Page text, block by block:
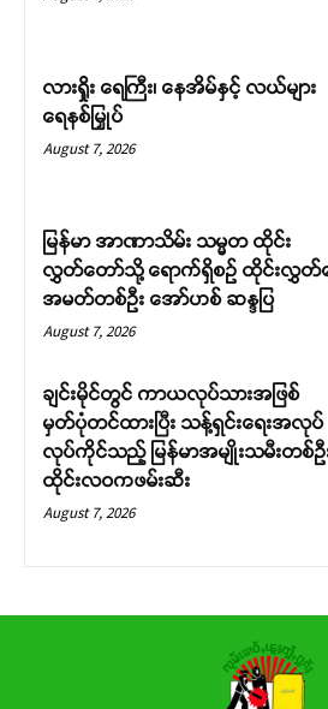
လားရှိုး ရေကြီး၊ နေအိမ်နှင့် လယ်များ
ရေနစ်မြှုပ်
August 7, 2026
မြန်မာ အာဏာသိမ်း သမ္မတ ထိုင်း
လွှတ်တော်သို့ ရောက်ရှိစဉ် ထိုင်းလွှတ်
အမတ်တစ်ဦး အော်ဟစ် ဆန္ဒပြ
August 7, 2026
ချင်းမိုင်တွင် ကာယလုပ်သားအဖြစ်
မှတ်ပုံတင်ထားပြီး သန့်ရှင်းရေးအလုပ်
လုပ်ကိုင်သည့် မြန်မာအမျိုးသမီးတစ်ဦ
ထိုင်းလဝကဖမ်းဆီး
August 7, 2026